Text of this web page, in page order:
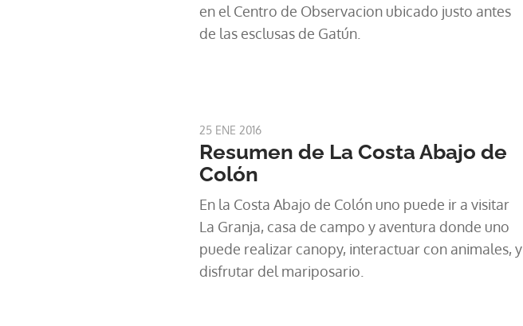
en el Centro de Observacion ubicado justo antes
de las esclusas de Gatún.
25 ENE 2016
Resumen de La Costa Abajo de
Colón
En la Costa Abajo de Colón uno puede ir a visitar
La Granja, casa de campo y aventura donde uno
puede realizar canopy, interactuar con animales, y
disfrutar del mariposario.